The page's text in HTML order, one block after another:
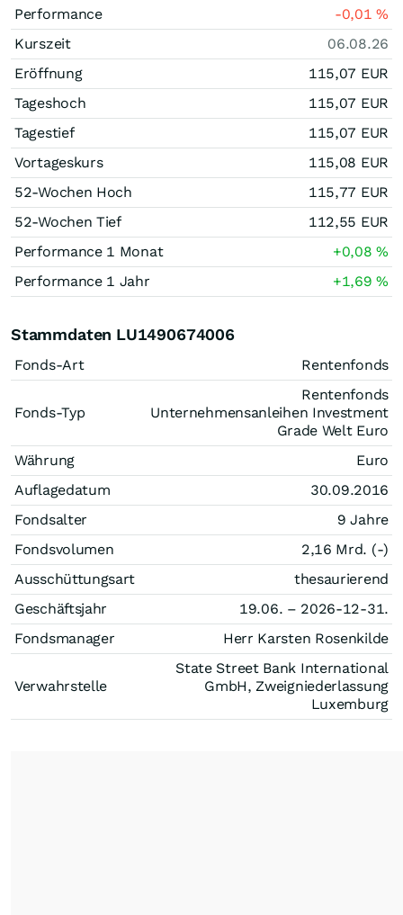
Performance -0,01%
Kurszeit
06.08.26
Eröffnung
115,07 EUR
Tageshoch
115,07 EUR
Tagestief
115,07 EUR
Vortageskurs
115,08 EUR
52-Wochen Hoch
115,77 EUR
52-Wochen Tief
112,55 EUR
Performance 1 Monat
+0,08%
Performance 1 Jahr
+1,69%
Stammdaten LU1490674006
Fonds-Art Rentenfonds
Fonds-Typ
Rentenfonds
Unternehmensanleihen Investment
Grade Welt Euro
Währung
Euro
Auflagedatum
30.09.2016
Fondsalter
9 Jahre
Fondsvolumen
2,16 Mrd. (-)
Ausschüttungsart
thesaurierend
Geschäftsjahr
19.06. – 2026-12-31.
Fondsmanager
Herr Karsten Rosenkilde
Verwahrstelle
State Street Bank International
GmbH, Zweigniederlassung
Luxemburg